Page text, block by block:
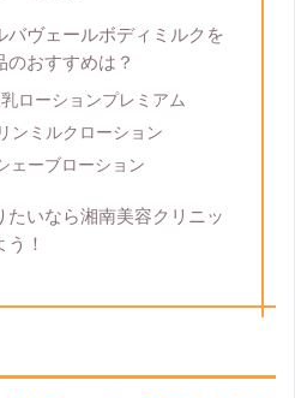
バヴェールボディミルクを
のおすすめは？
ローションプレミアム
ンミルクローション
ェーブローション
たいなら湘南美容クリニッ
！